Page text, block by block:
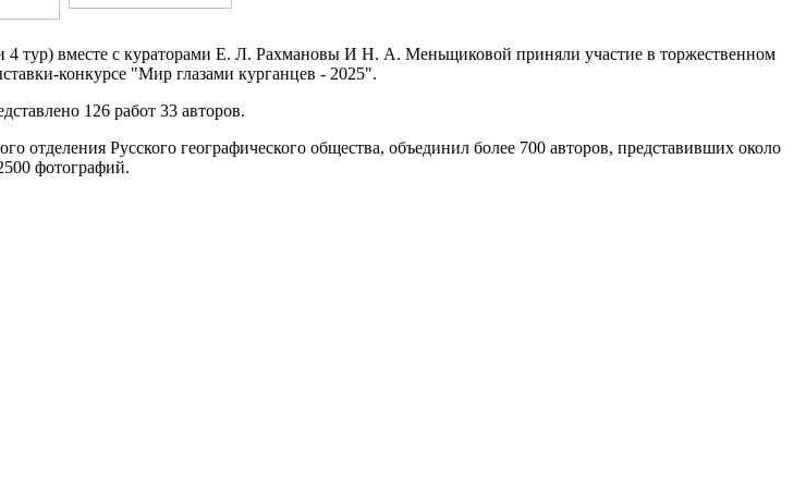
4 тур) вместе с кураторами Е. Л. Рахмановы И Н. А. Меньщиковой приняли участие в торжественном
конкурсе "Мир глазами курганцев - 2025".
126 работ 33 авторов.
отделения Русского географического общества, объединил более 700 авторов, представивших около
фотографий.